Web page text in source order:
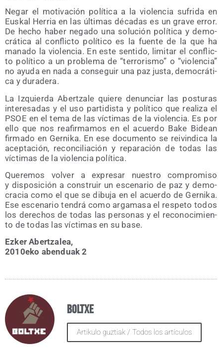
Negar el moti­va­ción polí­ti­ca a la vio­len­cia sufri­da en
Eus­kal Herria en las últi­mas déca­das es un gra­ve error.
De hecho haber nega­do una solu­ción polí­ti­ca y demo­
crá­ti­ca al con­flic­to polí­ti­co es la fuen­te de la que ha
mana­do la vio­len­cia. En este sen­ti­do, limi­tar el con­flic­
to polí­ti­co a un pro­ble­ma de “terro­ris­mo” o “vio­len­cia”
no ayu­da en nada a con­se­guir una paz jus­ta, demo­crá­ti­
ca y duradera.
La Izquier­da Aber­tza­le quie­re denun­ciar las pos­tu­ras
intere­sa­das y el uso par­ti­dis­ta y polí­ti­co que rea­li­za el
PSOE en el tema de las víc­ti­mas de la vio­len­cia. Es por
ello que nos reafir­ma­mos en el acuer­do Bake Bidean
fir­ma­do en Ger­ni­ka. En ese docu­men­to se rei­vin­di­ca la
acep­ta­ción, recon­ci­lia­ción y repa­ra­ción de todas las
víc­ti­mas de la vio­len­cia política.
Que­re­mos vol­ver a expre­sar nues­tro com­pro­mi­so
y dis­po­si­ción a cons­truir un esce­na­rio de paz y demo­
cra­cia como el que se dibu­ja en el acuer­do de Ger­ni­ka.
Ese esce­na­rio ten­drá como arga­ma­sa el res­pe­to todos
los dere­chos de todas las per­so­nas y el reco­no­ci­mien­
to de todas las víc­ti­mas en su base.
Ezker Aber­tza­lea,
2010eko aben­duak 2
Boltxe
Artikulo guztiak / Todos los artículos